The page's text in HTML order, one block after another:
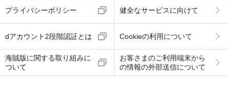
プライバシーポリシー 健全なサービスに向けて
dアカウント2段階認証とは Cookieの利用について
海賊版に関する取り組みに
ついて
お客さまのご利用端末から
の情報の外部送信について